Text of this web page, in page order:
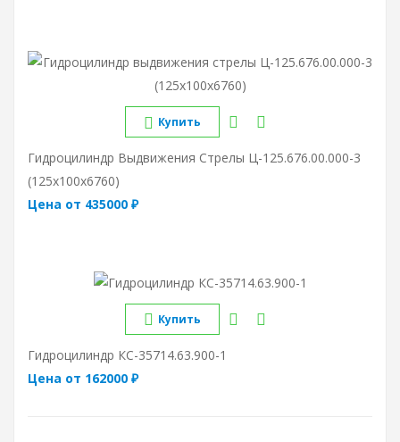
Купить
Гидроцилиндр Выдвижения Стрелы Ц-125.676.00.000-3
(125х100х6760)
Цена от 435000 ₽
Купить
Гидроцилиндр КС-35714.63.900-1
Цена от 162000 ₽